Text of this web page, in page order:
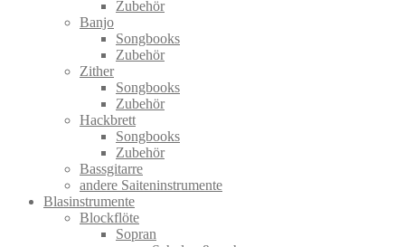
Zubehör
Banjo
Songbooks
Zubehör
Zither
Songbooks
Zubehör
Hackbrett
Songbooks
Zubehör
Bassgitarre
andere Saiteninstrumente
Blasinstrumente
Blockflöte
Sopran